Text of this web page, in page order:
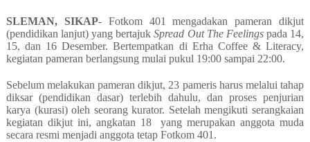
SLEMAN, SIKAP- Fotkom 401 mengadakan pameran dikjut
(pendidikan lanjut) yang bertajukSpread Out The Feelingspada 14,
15, dan 16 Desember. Bertempatkan di Erha Coffee & Literacy,
kegiatan pameran berlangsung mulai pukul 19:00 sampai 22:00.
Sebelum melakukan pameran dikjut, 23 pameris harus melalui tahap
diksar (pendidikan dasar) terlebih dahulu, dan proses penjurian
karya (kurasi) oleh seorang kurator. Setelah mengikuti serangkaian
kegiatan dikjut ini, angkatan 18
yang merupakan anggota muda
secara resmi menjadi anggota tetap Fotkom 401.